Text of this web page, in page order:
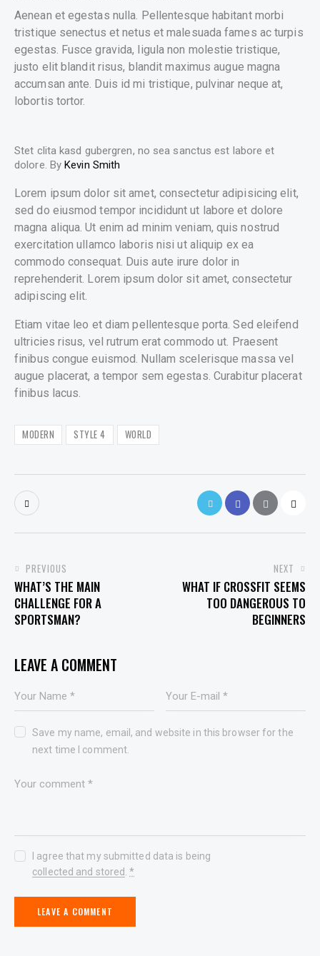
Aenean et egestas nulla. Pellentesque habitant morbi
tristique senectus et netus et malesuada fames ac turpis
egestas. Fusce gravida, ligula non molestie tristique,
justo elit blandit risus, blandit maximus augue magna
accumsan ante. Duis id mi tristique, pulvinar neque at,
lobortis tortor.
Stet clita kasd gubergren, no sea sanctus est labore et
dolore. ByKevin Smith
Lorem ipsum dolor sit amet, consectetur adipisicing elit,
sed do eiusmod tempor incididunt ut labore et dolore
magna aliqua. Ut enim ad minim veniam, quis nostrud
exercitation ullamco laboris nisi ut aliquip ex ea
commodo consequat. Duis aute irure dolor in
reprehenderit. Lorem ipsum dolor sit amet, consectetur
adipiscing elit.
Etiam vitae leo et diam pellentesque porta. Sed eleifend
ultricies risus, vel rutrum erat commodo ut. Praesent
finibus congue euismod. Nullam scelerisque massa vel
augue placerat, a tempor sem egestas. Curabitur placerat
finibus lacus.
MODERN STYLE 4 WORLD
POST
NAVIGATION
PREVIOUS
WHAT’S THE MAIN
CHALLENGE FOR A
SPORTSMAN?
NEXT
WHAT IF CROSSFIT SEEMS
TOO DANGEROUS TO
BEGINNERS
LEAVE A COMMENT
Save my name, email, and website in this browser for the
next time I comment.
I agree that my submitted data is being
collected and stored.*